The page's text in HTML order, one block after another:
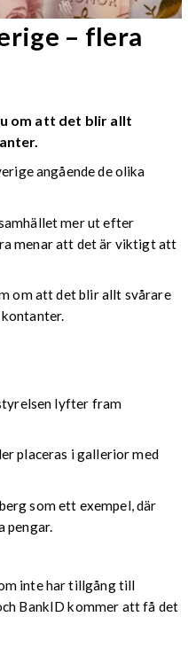
– flera
om att det blir allt
angående de olika
mer ut efter
menar att det är viktigt att
om att det blir allt svårare
lyfter fram
placeras i gallerior med
som ett exempel, där
pengar.
inte har tillgång till
BankID kommer att få det